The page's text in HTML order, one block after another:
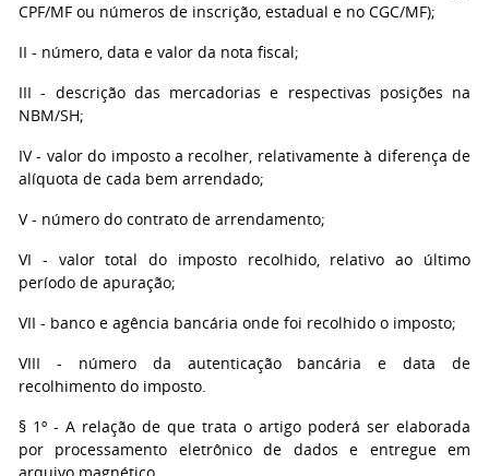
CPF/MF ou números de inscrição, estadual e no CGC/MF);
II - número, data e valor da nota fiscal;
III - descrição das mercadorias e respectivas posições na
NBM/SH;
IV - valor do imposto a recolher, relativamente à diferença de
alíquota de cada bem arrendado;
V - número do contrato de arrendamento;
VI - valor total do imposto recolhido, relativo ao último
período de apuração;
VII - banco e agência bancária onde foi recolhido o imposto;
VIII - número da autenticação bancária e data de
recolhimento do imposto.
§ 1º - A relação de que trata o artigo poderá ser elaborada
por processamento eletrônico de dados e entregue em